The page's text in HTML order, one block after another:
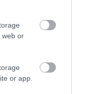
web or
or app.
έχουν
από την